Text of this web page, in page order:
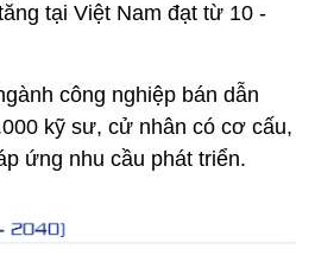
tại Việt Nam đạt từ 10 -
công nghiệp bán dẫn
kỹ sư, cử nhân có cơ cấu,
ứng nhu cầu phát triển.